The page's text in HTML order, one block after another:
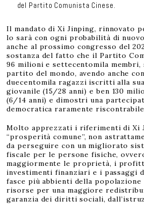
del Partito Comunista Cinese.
Il mandato di Xi Jinping, rinnovato
lo sarà con ogni probabilità di
anche al prossimo congresso del
sostanza del fatto che il Partito
96 milioni e settecentomila membri,
partito del mondo, avendo anche
duecentomila ragazzi iscritti alla
giovanile (15/28 anni) e ben 130
(6/14 anni) e dimostri una
democratica raramente
Molto apprezzati i riferimenti di Xi
“prosperità comune”, non
da perseguire con un migliorato
fiscale per le persone fisiche,
maggiormente le proprietà, i
investimenti finanziari e i passaggi
fasce più abbienti della
risorse per una maggiore
garanzia dei diritti sociali,